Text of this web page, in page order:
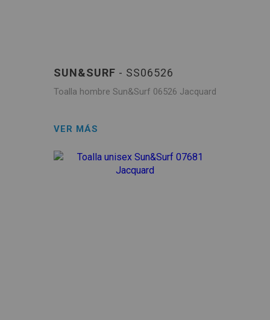
SUN&SURF - SS06526
Toalla hombre Sun&Surf 06526 Jacquard
VER MÁS